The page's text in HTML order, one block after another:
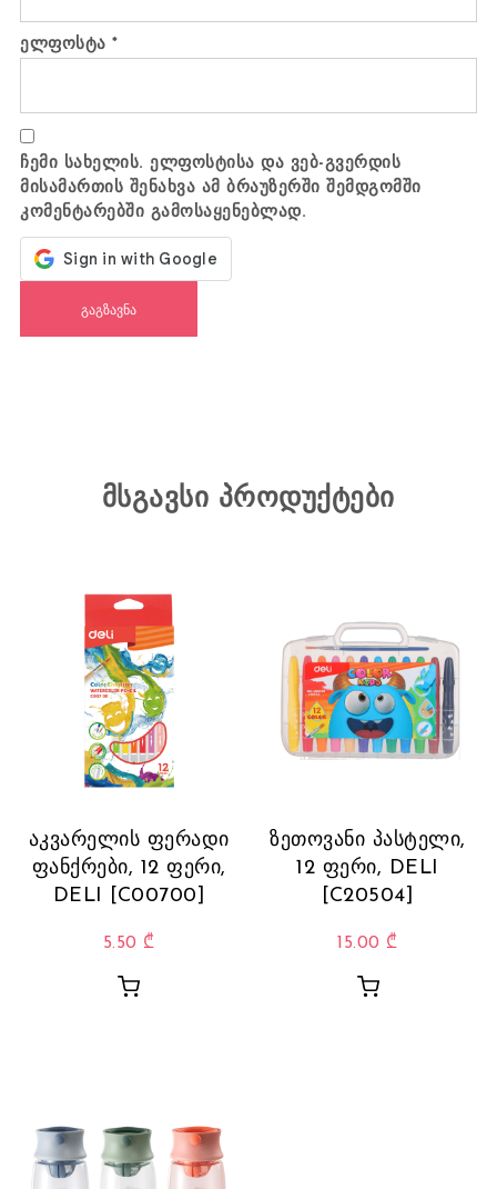
ელფოსტა*
ჩემი სახელის. ელფოსტისა და ვებ-გვერდის
მისამართის შენახვა ამ ბრაუზერში შემდგომში
კომენტარებში გამოსაყენებლად.
მსგავსი პროდუქტები
აკვარელის ფერადი
ფანქრები, 12 ფერი,
DELI [C00700]
5.50 ₾
ზეთოვანი პასტელი,
12 ფერი, DELI
[C20504]
15.00 ₾